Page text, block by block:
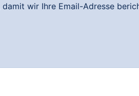
wir Ihre Email-Adresse